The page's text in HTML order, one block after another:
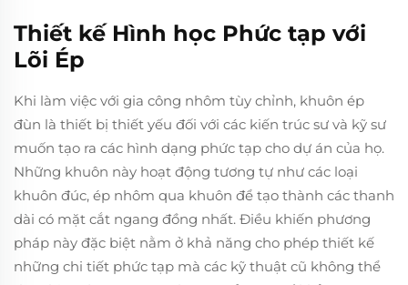
Thiết kế Hình học Phức tạp với
Lõi Ép
Khi làm việc với gia công nhôm tùy chỉnh, khuôn ép
đùn là thiết bị thiết yếu đối với các kiến trúc sư và kỹ sư
muốn tạo ra các hình dạng phức tạp cho dự án của họ.
Những khuôn này hoạt động tương tự như các loại
khuôn đúc, ép nhôm qua khuôn để tạo thành các thanh
dài có mặt cắt ngang đồng nhất. Điều khiến phương
pháp này đặc biệt nằm ở khả năng cho phép thiết kế
những chi tiết phức tạp mà các kỹ thuật cũ không thể